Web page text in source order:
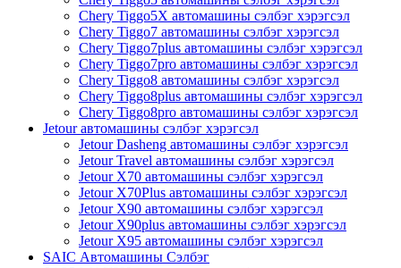
Chery Tiggo5X автомашины сэлбэг хэрэгсэл
Chery Tiggo7 автомашины сэлбэг хэрэгсэл
Chery Tiggo7plus автомашины сэлбэг хэрэгсэл
Chery Tiggo7pro автомашины сэлбэг хэрэгсэл
Chery Tiggo8 автомашины сэлбэг хэрэгсэл
Chery Tiggo8plus автомашины сэлбэг хэрэгсэл
Chery Tiggo8pro автомашины сэлбэг хэрэгсэл
Jetour автомашины сэлбэг хэрэгсэл
Jetour Dasheng автомашины сэлбэг хэрэгсэл
Jetour Travel автомашины сэлбэг хэрэгсэл
Jetour X70 автомашины сэлбэг хэрэгсэл
Jetour X70Plus автомашины сэлбэг хэрэгсэл
Jetour X90 автомашины сэлбэг хэрэгсэл
Jetour X90plus автомашины сэлбэг хэрэгсэл
Jetour X95 автомашины сэлбэг хэрэгсэл
SAIC Автомашины Сэлбэг